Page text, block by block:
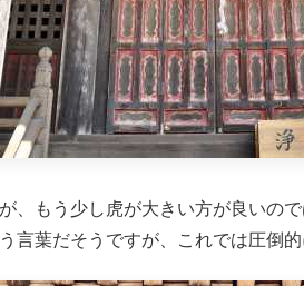
、もう少し虎が大きい方が良いの
言葉だそうですが、これでは圧倒的